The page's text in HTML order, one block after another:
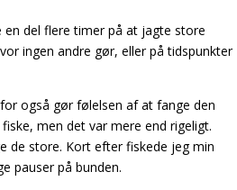
del flere timer på at jagte store
ingen andre gør, eller på tidspunkter
også gør følelsen af at fange den
men det var mere end rigeligt.
de store. Kort efter fiskede jeg min
pauser på bunden.